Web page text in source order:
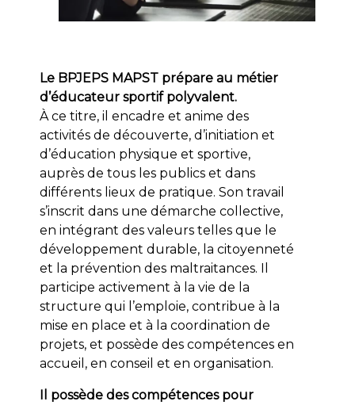
Le BPJEPS MAPST prépare au métier
d’éducateur sportif polyvalent.
À ce titre, il encadre et anime des
activités de découverte, d’initiation et
d’éducation physique et sportive,
auprès de tous les publics et dans
différents lieux de pratique. Son travail
s’inscrit dans une démarche collective,
en intégrant des valeurs telles que le
développement durable, la citoyenneté
et la prévention des maltraitances. Il
participe activement à la vie de la
structure qui l’emploie, contribue à la
mise en place et à la coordination de
projets, et possède des compétences en
accueil, en conseil et en organisation.
Il possède des compétences pour